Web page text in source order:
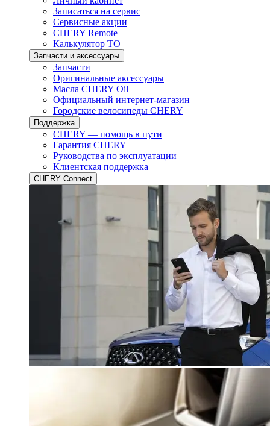
Записаться на сервис
Сервисные акции
CHERY Remote
Калькулятор ТО
Запчасти и аксессуары
Запчасти
Оригинальные аксессуары
Масла CHERY Oil
Официальный интернет-магазин
Городские велосипеды CHERY
Поддержка
CHERY — помощь в пути
Гарантия CHERY
Руководства по эксплуатации
Клиентская поддержка
CHERY Connect